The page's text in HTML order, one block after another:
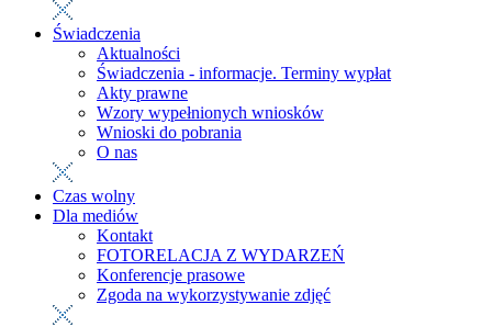
Świadczenia
Aktualności
Świadczenia - informacje. Terminy wypłat
Akty prawne
Wzory wypełnionych wniosków
Wnioski do pobrania
O nas
Czas wolny
Dla mediów
Kontakt
FOTORELACJA Z WYDARZEŃ
Konferencje prasowe
Zgoda na wykorzystywanie zdjęć